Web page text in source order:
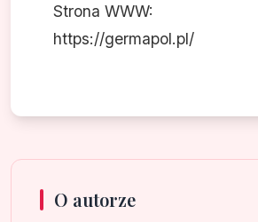
Strona WWW:
https://germapol.pl/
O autorze